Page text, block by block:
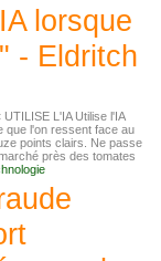
lorsque
- Eldritch
L'IA Utilise l'IA
que l'on ressent face au
points clairs. Ne passe
près des tomates